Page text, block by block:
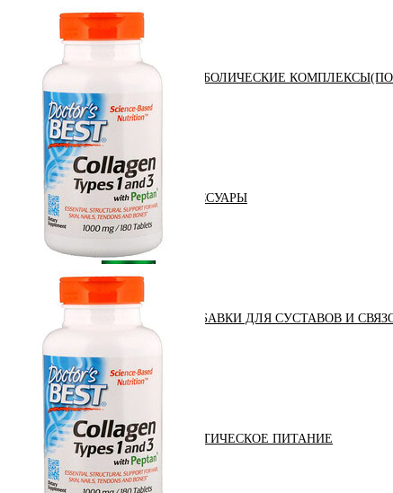
АНАБОЛИЧЕСКИЕ
АКСЕССУАРЫ
ДОБАВКИ ДЛЯ СУСТАВОВ И
ДИЕТИЧЕСКОЕ ПИТАНИЕ